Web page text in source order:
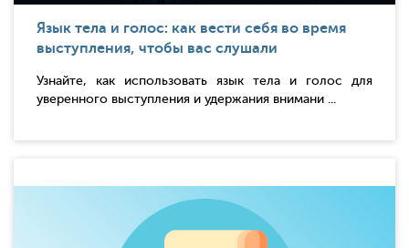
Язык тела и голос: как вести себя во время
выступления, чтобы вас слушали
Узнайте, как использовать язык тела и голос для
уверенного выступления и удержания внимани ...